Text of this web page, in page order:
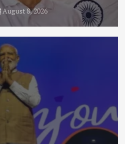
August 8, 2026